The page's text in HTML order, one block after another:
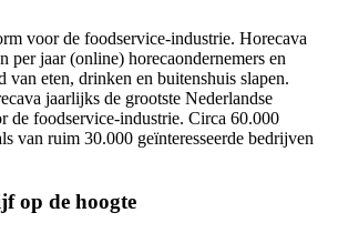
voor de foodservice-industrie. Horecava
per jaar (online) horecaondernemers en
van eten, drinken en buitenshuis slapen.
jaarlijks de grootste Nederlandse
de foodservice-industrie. Circa 60.000
van ruim 30.000 geïnteresseerde bedrijven
op de hoogte